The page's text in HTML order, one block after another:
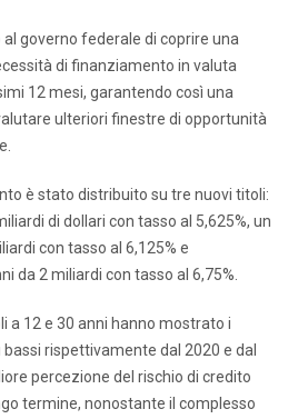
al governo federale di coprire una
di finanziamento in valuta
12 mesi, garantendo così una
ulteriori finestre di opportunità
è stato distribuito su tre nuovi titoli:
di dollari con tasso al 5,625%, un
con tasso al 6,125% e
da 2 miliardi con tasso al 6,75%.
a 12 e 30 anni hanno mostrato i
rispettivamente dal 2020 e dal
percezione del rischio di credito
termine, nonostante il complesso